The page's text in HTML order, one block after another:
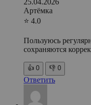
25.04.2026
Артёмка
⭐ 4.0
Пользуюсь
сохраняются
👍 0 👎 0
Ответить